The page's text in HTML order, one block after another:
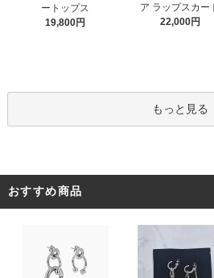
ートップス
19,800円
ア ラップスカー
22,000円
もっと見る
おすすめ商品